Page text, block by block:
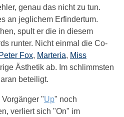
genau das nicht zu tun.
an jeglichem Erfindertum.
spult er die in diesem
runter. Nicht einmal die Co-
Peter Fox, Marteria, Miss
Ästhetik ab. Im schlimmsten
beteiligt.
"Up" noch
verliert sich "On" im